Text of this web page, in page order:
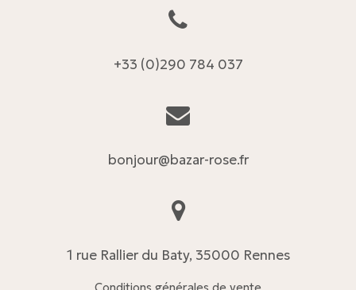
+33 (0)290 784 037
bonjour@bazar-rose.fr
1 rue Rallier du Baty, 35000 Rennes